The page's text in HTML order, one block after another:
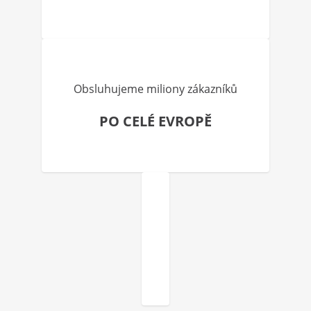
Obsluhujeme miliony zákazníků
PO CELÉ EVROPĚ